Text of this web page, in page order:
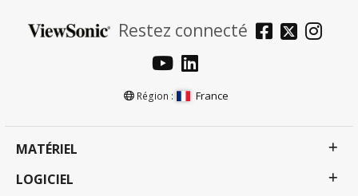
Restez connecté
Région : France
MATÉRIEL
LOGICIEL